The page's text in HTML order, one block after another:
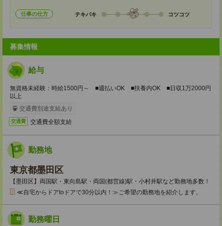
仕事の仕方 テキパキ コツコツ
募集情報
給与
無資格未経験：時給1500円～ ■週払いOK ■扶養内OK ■日収1万2000円
以上
交通費別途支給あり
交通費 交通費全額支給
勤務地
東京都墨田区
【墨田区】両国駅・東向島駅・両国(都営線)駅・小村井駅など勤務地多数！
≪自宅からドアtoドアで30分以内！≫ご希望の勤務地を紹介します。
勤務曜日